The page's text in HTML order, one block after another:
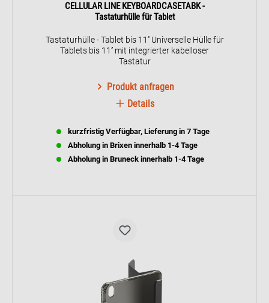
CELLULAR LINE KEYBOARDCASETABK -
Tastaturhülle für Tablet
Tastaturhülle - Tablet bis 11'' Universelle Hülle für
Tablets bis 11’’ mit integrierter kabelloser
Tastatur
Produkt anfragen
Details
kurzfristig Verfügbar, Lieferung in 7 Tage
Abholung in Brixen innerhalb 1-4 Tage
Abholung in Bruneck innerhalb 1-4 Tage